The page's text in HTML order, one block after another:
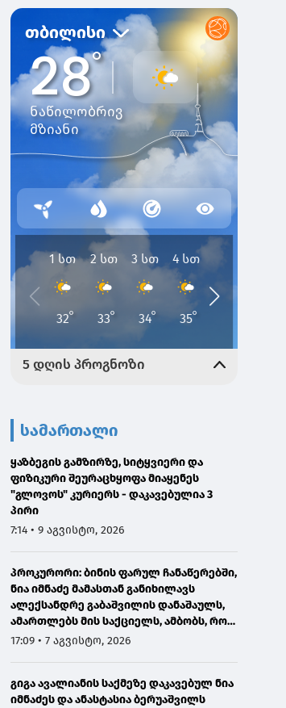
სამართალი
ყაზბეგის გამზირზე, სიტყვიერი და
ფიზიკური შეურაცხყოფა მიაყენეს
"გლოვოს" კურიერს - დაკავებულია 3
პირი
7:14 • 9 აგვისტო, 2026
პროკურორი: ბინის ფარულ ჩანაწერებში,
ნია იმნაძე მამასთან განიხილავს
ალექსანდრე გაბაშვილის დანაშაულს,
ამართლებს მის საქციელს, ამბობს, რომ
სხვანაირად ვერ მოიქცეოდა
17:09 • 7 აგვისტო, 2026
გიგა ავალიანის საქმეზე დაკავებულ ნია
იმნაძეს და ანასტასია ბერუაშვილს